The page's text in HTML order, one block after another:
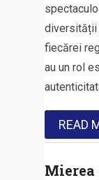
diversității
fiecărei
au un rol
READ
Mierea